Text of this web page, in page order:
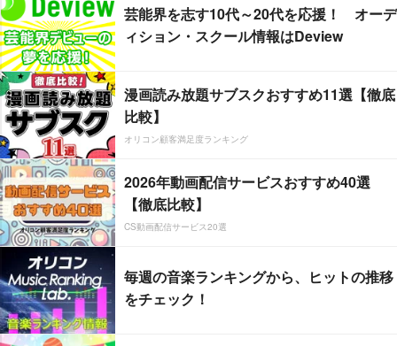
芸能界を志す10代～20代を応援！ オーデ
ィション・スクール情報はDeview
漫画読み放題サブスクおすすめ11選【徹底
比較】
オリコン顧客満足度ランキング
2026年動画配信サービスおすすめ40選
【徹底比較】
CS動画配信サービス20選
毎週の音楽ランキングから、ヒットの推移
をチェック！